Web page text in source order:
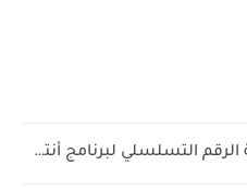
حل مشكلة الرقم التسلسلي لبرنامج أنترنت داونلود مانجر Internet Download...